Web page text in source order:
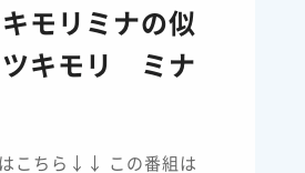
モリミナの似
ツキモリ ミナ
こちら↓↓ この番組は